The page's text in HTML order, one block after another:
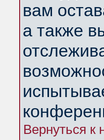
вам
а также
Вернуться к